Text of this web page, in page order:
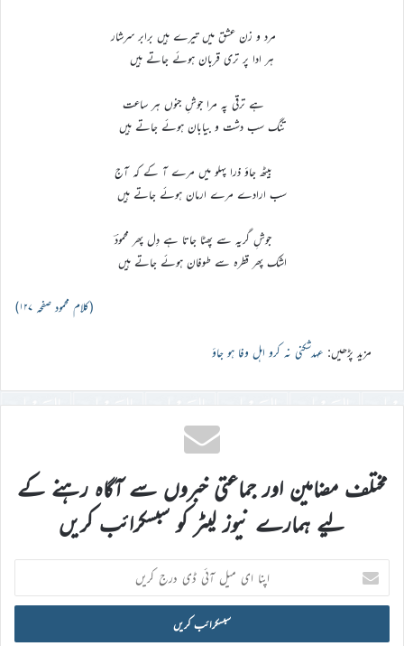
مرد و زن عشق میں تیرے ہیں برابر سرشار
ہر ادا پر تری قربان ہوئے جاتے ہیں
ہے ترقی پہ مرا جوشِ جنوں ہر ساعت
تنگ سب دشت و بیابان ہوئے جاتے ہیں
بیٹھ جاؤ ذرا پہلو میں مرے آ کے کہ آج
سب ارادے مرے ارمان ہوئے جاتے ہیں
جوشِ گریہ سے پھٹا جاتا ہے دِل پھر محمودؔ
اشک پھر قطرہ سے طوفان ہوئے جاتے ہیں
(کلام محمود صفحہ ۱۲۷)
مزید پڑھیں: عہدشکنی نہ کرو اہل وفا ہو جاؤ
مختلف مضامین اور جماعتی خبروں سے آگاہ رہنے کے
لیے ہمارے نیوز لیٹر کو سبسکرائب کریں
اپنا
ای
میل